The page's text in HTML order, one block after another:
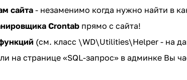
сайта - незаменимо когда нужно найти в
Crontab прямо с сайта!
(см. класс \WD\Utilities\Helper - на
на странице «SQL-запрос» в админке Вы